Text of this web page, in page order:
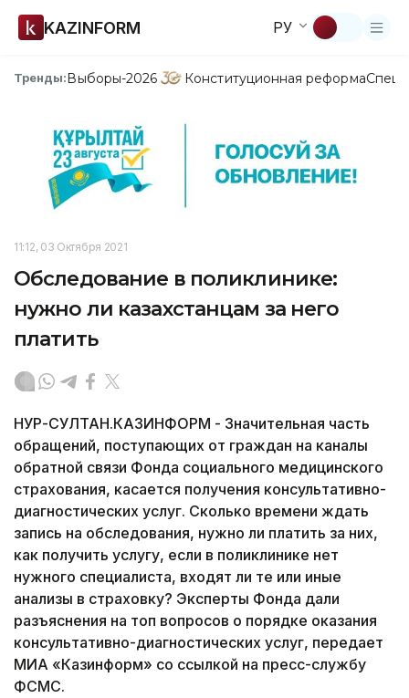
KAZINFORM РУ
Тренды:Выборы-2026 Конституционная реформа
11:12, 03 Октября 2021
Обследование в поликлинике:
нужно ли казахстанцам за него
платить
НУР-СУЛТАН.КАЗИНФОРМ - Значительная часть
обращений, поступающих от граждан на каналы
обратной связи Фонда социального медицинского
страхования, касается получения консультативно-
диагностических услуг. Сколько времени ждать
запись на обследования, нужно ли платить за них,
как получить услугу, если в поликлинике нет
нужного специалиста, входят ли те или иные
анализы в страховку? Эксперты Фонда дали
разъяснения на топ вопросов о порядке оказания
консультативно-диагностических услуг, передает
МИА «Казинформ» со ссылкой на пресс-службу
ФСМС.